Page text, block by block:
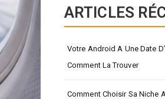
ARTICLES
Votre Android A Une Date
Comment La Trouver
Comment Choisir Sa Niche